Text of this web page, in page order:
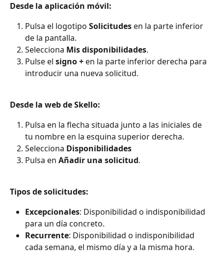
Desde la aplicación móvil:
Pulsa el logotipo Solicitudes en la parte inferior
de la pantalla.
Selecciona Mis disponibilidades.
Pulse el signo + en la parte inferior derecha para
introducir una nueva solicitud.
Desde la web de Skello:
Pulsa en la flecha situada junto a las iniciales de
tu nombre en la esquina superior derecha.
Selecciona Disponibilidades
Pulsa en Añadir una solicitud.
Tipos de solicitudes:
Excepcionales: Disponibilidad o indisponibilidad
para un día concreto.
Recurrente: Disponibilidad o indisponibilidad
cada semana, el mismo día y a la misma hora.